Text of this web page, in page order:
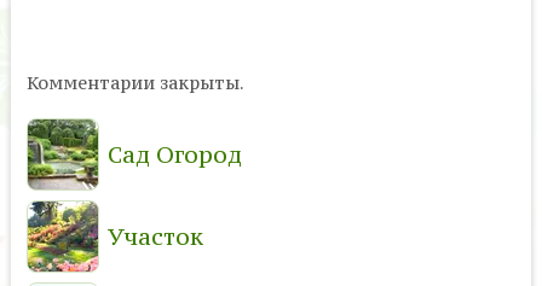
Комментарии закрыты.
Сад Огород
Участок